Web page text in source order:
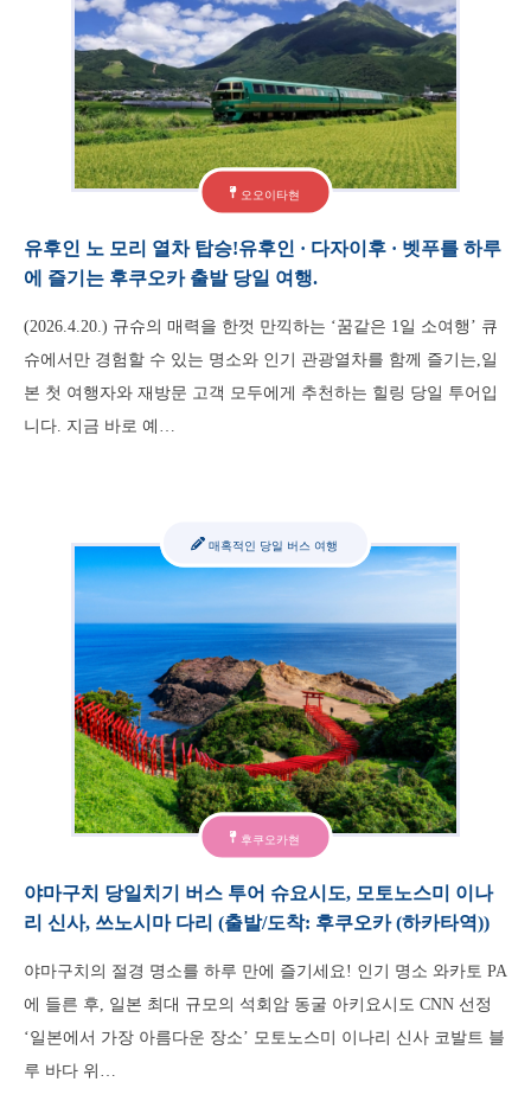
오오이타현
유후인 노 모리 열차 탑승!유후인 · 다자이후 · 벳푸를 하루
에 즐기는 후쿠오카 출발 당일 여행.
(2026.4.20.) 규슈의 매력을 한껏 만끽하는 ‘꿈같은 1일 소여행’ 큐
슈에서만 경험할 수 있는 명소와 인기 관광열차를 함께 즐기는,일
본 첫 여행자와 재방문 고객 모두에게 추천하는 힐링 당일 투어입
니다. 지금 바로 예…
후쿠오카현
매혹적인 당일 버스 여행
야마구치 당일치기 버스 투어 슈요시도, 모토노스미 이나
리 신사, 쓰노시마 다리 (출발/도착: 후쿠오카 (하카타역))
야마구치의 절경 명소를 하루 만에 즐기세요! 인기 명소 와카토 PA
에 들른 후, 일본 최대 규모의 석회암 동굴 아키요시도 CNN 선정
‘일본에서 가장 아름다운 장소’ 모토노스미 이나리 신사 코발트 블
루 바다 위…